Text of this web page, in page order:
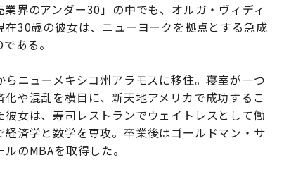
界のアンダー30」の中でも、オルガ・ヴィディ
30歳の彼女は、ニューヨークを拠点とする急成
ある。
ニューメキシコ州アラモスに移住。寝室が一つ
や混乱を横目に、新天地アメリカで成功するこ
女は、寿司レストランでウェイトレスとして働
済学と数学を専攻。卒業後はゴールドマン・サ
のMBAを取得した。